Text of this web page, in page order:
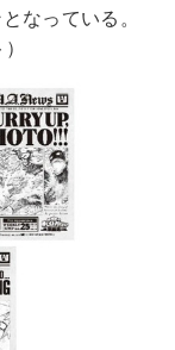
なっている。